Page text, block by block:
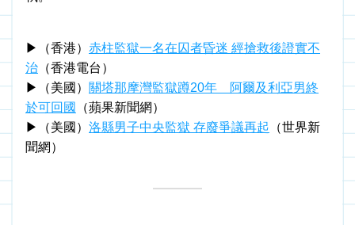
▶（香港） 赤柱監獄一名在囚者昏迷 經搶救後證實不
治 （香港電台）
▶（美國） 關塔那摩灣監獄蹲20年　阿爾及利亞男終
於可回 國
（蘋果新聞網）
▶（美國） 洛縣男子中央監獄 存廢爭議再起 （世界新
聞網）